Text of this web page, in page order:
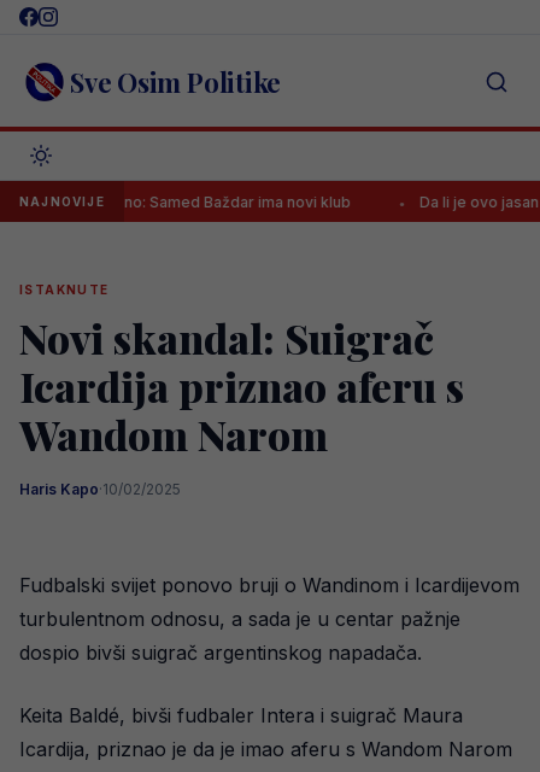
Skip
content Sve Osim Politike
NAJNOVIJE
Konačno: Samed Baždar ima novi klub Da li je ovo jasan znak
ISTAKNUTE
Novi skandal: Suigrač
Icardija priznao aferu s
Wandom Narom
Haris Kapo·10/02/2025
Fudbalski svijet ponovo bruji o Wandinom i Icardijevom
turbulentnom odnosu, a sada je u centar pažnje
dospio bivši suigrač argentinskog napadača.
Keita Baldé, bivši fudbaler Intera i suigrač Maura
Icardija, priznao je da je imao aferu s Wandom Narom